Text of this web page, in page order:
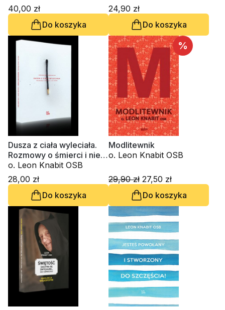
40,00 zł
Do koszyka
24,90 zł
Do koszyka
Dusza z ciała wyleciała.
Rozmowy o śmierci i nie
tylko
o. Leon Knabit OSB
28,00 zł
Do koszyka
%
Modlitewnik
o. Leon Knabit OSB
29,90 zł 27,50 zł
Do koszyka